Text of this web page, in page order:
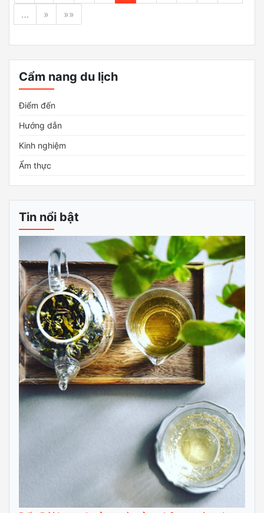
Cẩm nang du lịch
Điểm đến
Hướng dẫn
Kinh nghiệm
Ẩm thực
Tin nổi bật
… » »»